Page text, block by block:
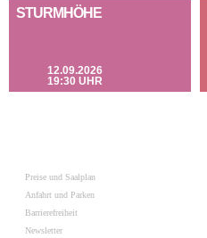
STURMHÖHE
12.09.2026
19:30 UHR
Preise und Saalplan
Anfahrt und Parken
Barrierefreiheit
Newsletter